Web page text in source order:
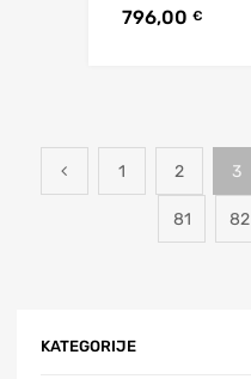
796,00 €
1 2 3
81 82
KATEGORIJE